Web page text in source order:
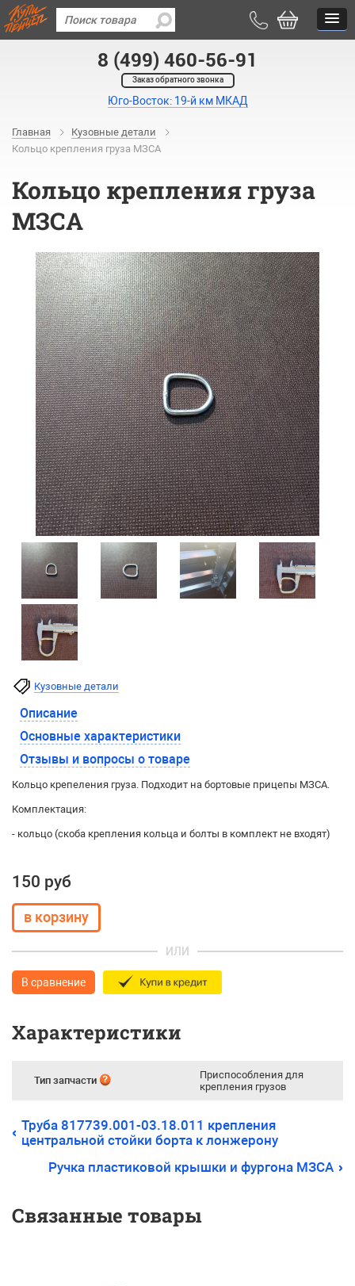
8 (499) 460-56-91
Заказ обратного звонка
Юго-Восток: 19-й км МКАД
Главная
Кузовные детали
Кольцо крепления груза МЗСА
Кольцо крепления груза
МЗСА
Кузовные детали
Описание
Основные характеристики
Отзывы и вопросы о товаре
Кольцо крепеления груза. Подходит на бортовые прицепы МЗСА.
Комплектация:
- кольцо (скоба крепления кольца и болты в комплект не входят)
150 руб
ИЛИ
В сравнение
Характеристики
Тип запчасти
Приспособления для
крепления грузов
Труба 817739.001-03.18.011 крепления
центральной стойки борта к лонжерону
Ручка пластиковой крышки и фургона МЗСА
Связанные товары